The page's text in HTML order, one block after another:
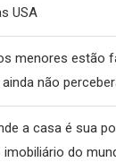
USA
menores estão
não
a casa é sua
do